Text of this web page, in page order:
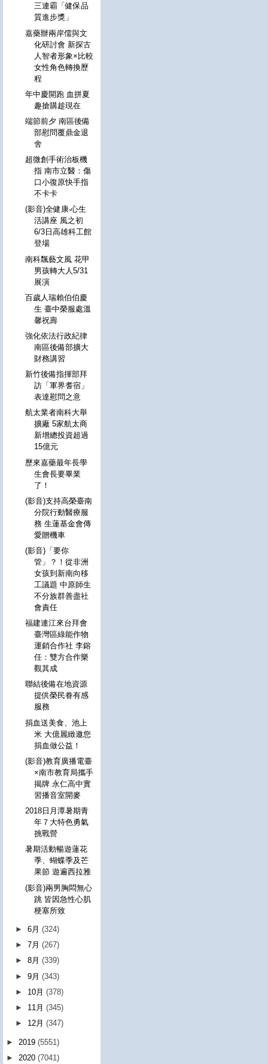
三連霸「健保品
質進步獎」
嘉藥辦兩岸儒與文
化研討會 新探古
人智者形象×比較
女性角色轉換歷
程
年中慶開跑 血拼夏
趣搶購趁現在
端節前夕 南區後備
部慰問覆鼎金退
舍
超微創手術治板機
指 南市立醫：傷
口小復原快手指
不卡卡
(影音)全健康‧心生
活講座 風之初
6/3日高雄科工館
登場
南科飄藝文風 花甲
男孩轉大人5/31
展演
百歲人瑞賴伯伯慶
生 臺中榮服處溫
馨祝壽
強化依法行政紀律
南區後備部擴大
財務講習
新竹後備指揮部拜
訪「軍界耆宿」
表達慰問之意
航太業者南科大舉
擴廠 5家航太商
新增總投資超過
15億元
歷來嘉藥最年長學
生會長要畢業
了！
(影音)支持高榮臺南
分院行動醫療服
務 生蓮基金會傳
愛贈機車
(影音)「要你
管」？！從非洲
女孩到新南向移
工議題 中原師生
不分族群善盡社
會責任
福建連江來台拜會
臺灣區綠能作物
運銷合作社 李鎔
任：雙方合作樂
觀其成
聯結後備在地資源
提供榮民眷有感
服務
捐血送美食、池上
米 大億麗緻邀您
捐血做公益！
(影音)教育廣播電臺
×南市教育局攜手
揭牌 永仁高中實
習播音室開麥
2018日月潭暑期青
年７大特色勇氣
挑戰營
暑期活動暢遊蓮花
季、蝴蝶季及芒
果節 遊遍西拉雅
(影音)兩男胸悶無心
跳 皆因急性心肌
梗塞所致
►6月(324)
►7月(267)
►8月(339)
►9月(343)
► 10月(378)
► 11月(345)
► 12月(347)
► 2019 (5551)
► 2020 (7041)